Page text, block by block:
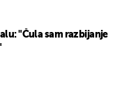
"Čula sam razbijanje